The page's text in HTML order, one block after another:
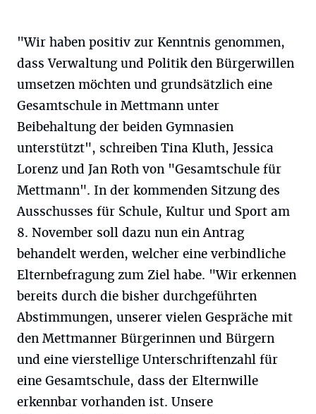
"Wir haben positiv zur Kenntnis genommen,
dass Verwaltung und Politik den Bürgerwillen
umsetzen möchten und grundsätzlich eine
Gesamtschule in Mettmann unter
Beibehaltung der beiden Gymnasien
unterstützt", schreiben Tina Kluth, Jessica
Lorenz und Jan Roth von "Gesamtschule für
Mettmann". In der kommenden Sitzung des
Ausschusses für Schule, Kultur und Sport am
8. November soll dazu nun ein Antrag
behandelt werden, welcher eine verbindliche
Elternbefragung zum Ziel habe. "Wir erkennen
bereits durch die bisher durchgeführten
Abstimmungen, unserer vielen Gespräche mit
den Mettmanner Bürgerinnen und Bürgern
und eine vierstellige Unterschriftenzahl für
eine Gesamtschule, dass der Elternwille
erkennbar vorhanden ist. Unsere